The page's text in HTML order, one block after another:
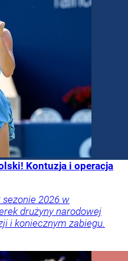
Kontuzja i operacja
2026 w
drużyny narodowej
i koniecznym zabiegu.